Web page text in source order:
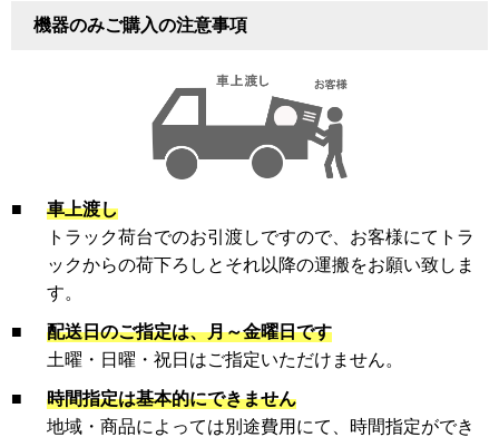
機器のみご購入の注意事項
■
車上渡し
トラック荷台でのお引渡しですので、お客様にてトラ
ックからの荷下ろしとそれ以降の運搬をお願い致しま
す。
■
配送日のご指定は、月～金曜日です
土曜・日曜・祝日はご指定いただけません。
■
時間指定は基本的にできません
地域・商品によっては別途費用にて、時間指定ができ